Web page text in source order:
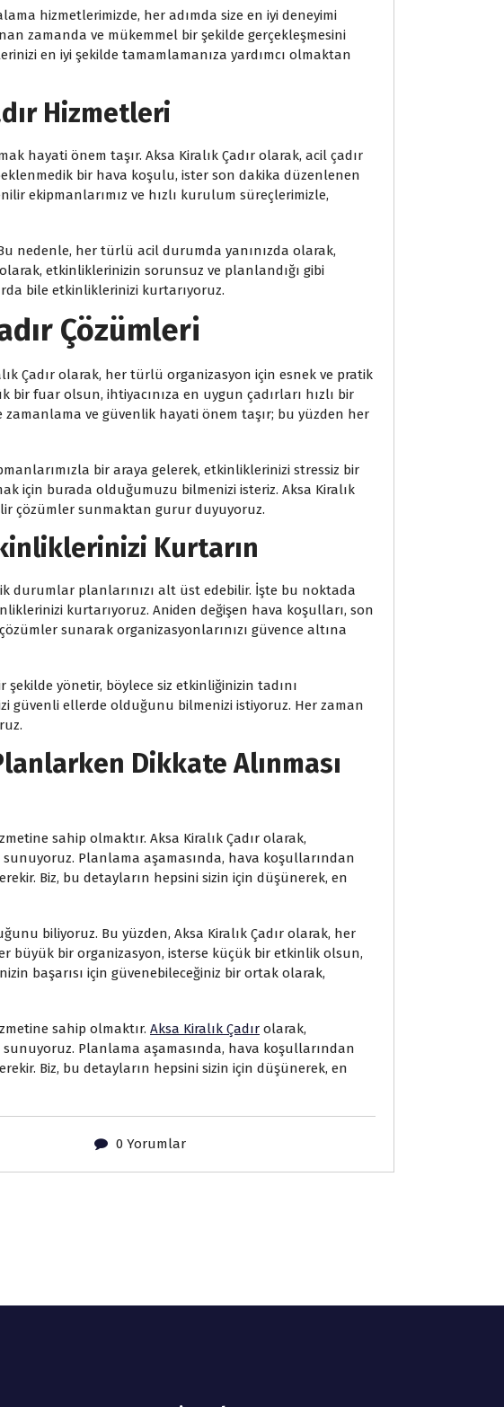
hizmetlerimizde, her adımda size en iyi deneyimi
zamanda ve mükemmel bir şekilde gerçekleşmesini
en iyi şekilde tamamlamanıza yardımcı olmaktan
Hizmetleri
hayati önem taşır. Aksa Kiralık Çadır olarak, acil çadır
bir hava koşulu, ister son dakika düzenlenen
ekipmanlarımız ve hızlı kurulum süreçlerimizle,
nedenle, her türlü acil durumda yanınızda olarak,
etkinliklerinizin sorunsuz ve planlandığı gibi
bile etkinliklerinizi kurtarıyoruz.
Çözümleri
Çadır olarak, her türlü organizasyon için esnek ve pratik
fuar olsun, ihtiyacınıza en uygun çadırları hızlı bir
zamanlama ve güvenlik hayati önem taşır; bu yüzden her
bir araya gelerek, etkinliklerinizi stressiz bir
için burada olduğumuzu bilmenizi isteriz. Aksa Kiralık
çözümler sunmaktan gurur duyuyoruz.
Kurtarın
durumlar planlarınızı alt üst edebilir. İşte bu noktada
kurtarıyoruz. Aniden değişen hava koşulları, son
sunarak organizasyonlarınızı güvence altına
yönetir, böylece siz etkinliğinizin tadını
güvenli ellerde olduğunu bilmenizi istiyoruz. Her zaman
Dikkate Alınması
sahip olmaktır. Aksa Kiralık Çadır olarak,
sunuyoruz. Planlama aşamasında, hava koşullarından
Biz, bu detayların hepsini sizin için düşünerek, en
biliyoruz. Bu yüzden, Aksa Kiralık Çadır olarak, her
büyük bir organizasyon, isterse küçük bir etkinlik olsun,
başarısı için güvenebileceğiniz bir ortak olarak,
sahip olmaktır. Aksa Kiralık Çadır olarak,
sunuyoruz. Planlama aşamasında, hava koşullarından
Biz, bu detayların hepsini sizin için düşünerek, en
0 Yorumlar